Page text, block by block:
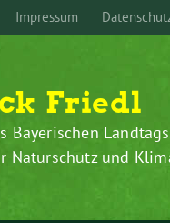
Impressum
Friedl
Bayerischen Landtags
Naturschutz und